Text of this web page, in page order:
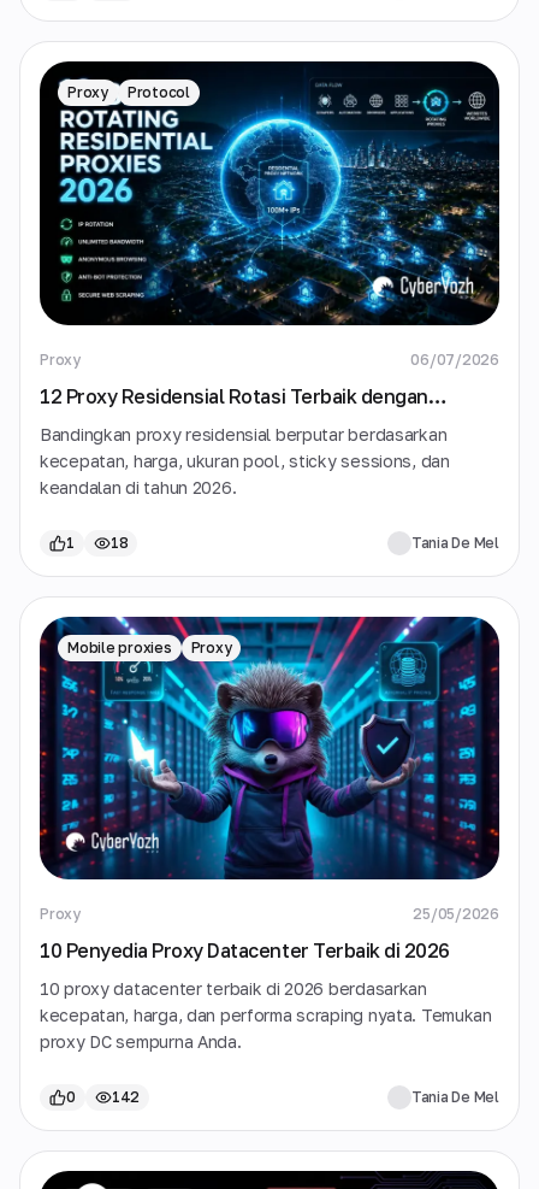
Proxy Protocol
Proxy 06/07/2026
12 Proxy Residensial Rotasi Terbaik dengan
Bandwidth Tidak Terbatas di 2026
Bandingkan proxy residensial berputar berdasarkan
kecepatan, harga, ukuran pool, sticky sessions, dan
keandalan di tahun 2026.
1 18 Tania De Mel
Mobile proxies Proxy
Proxy 25/05/2026
10 Penyedia Proxy Datacenter Terbaik di 2026
10 proxy datacenter terbaik di 2026 berdasarkan
kecepatan, harga, dan performa scraping nyata. Temukan
proxy DC sempurna Anda.
0 142 Tania De Mel